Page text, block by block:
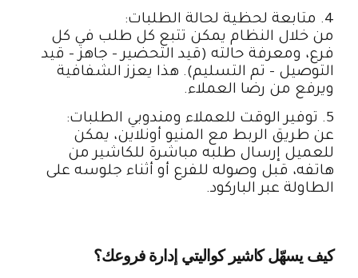
4. متابعة لحظية لحالة الطلبات:
من خلال النظام يمكن تتبع كل طلب في كل
فرع، ومعرفة حالته (قيد التحضير – جاهز – قيد
التوصيل – تم التسليم). هذا يعزز الشفافية
ويرفع من رضا العملاء.
5. توفير الوقت للعملاء ومندوبي الطلبات:
عن طريق الربط مع المنيو أونلاين، يمكن
للعميل إرسال طلبه مباشرة للكاشير من
هاتفه، قبل وصوله للفرع أو أثناء جلوسه على
الطاولة عبر الباركود.
كيف يسهّل كاشير كواليتي إدارة فروعك؟